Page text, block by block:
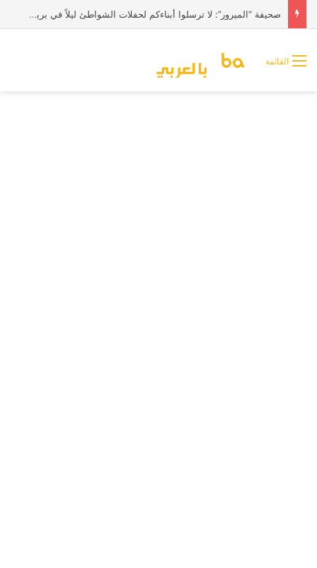
صحيفة “الميرور”: لا ترسلوا أبناءكم لحفلات الشواطئ ليلاً في بريطانيا
القائمة